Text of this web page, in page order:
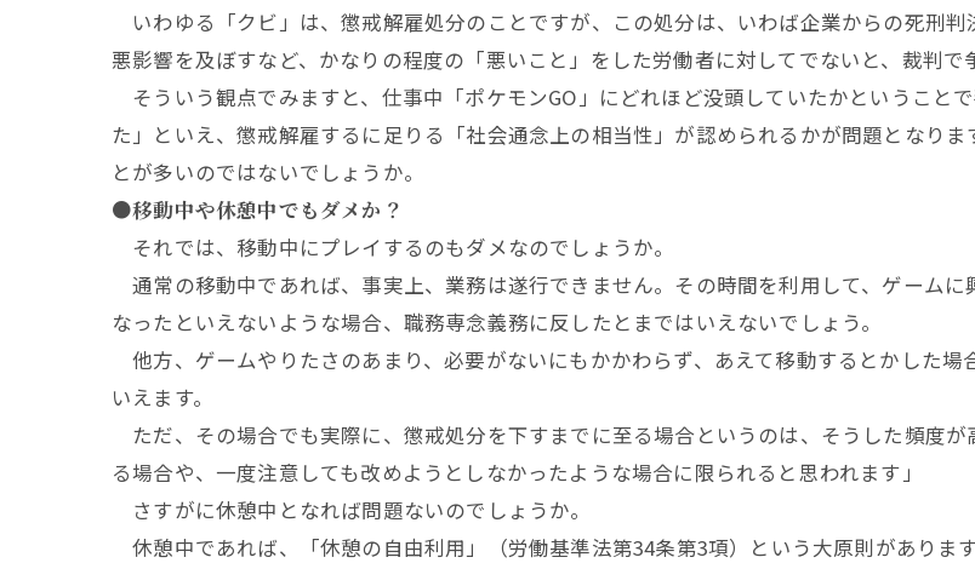
いわゆる「クビ」は、懲戒解雇処分のことですが、この処分は、いわば企業からの死刑
悪影響を及ぼすなど、かなりの程度の「悪いこと」をした労働者に対してでないと、裁判で
そういう観点でみますと、仕事中「ポケモンGO」にどれほど没頭していたかということ
た」といえ、懲戒解雇するに足りる「社会通念上の相当性」が認められるかが問題となり
とが多いのではないでしょうか。
●移動中や休憩中でもダメか？
それでは、移動中にプレイするのもダメなのでしょうか。
通常の移動中であれば、事実上、業務は遂行できません。その時間を利用して、ゲーム
なったといえないような場合、職務専念義務に反したとまではいえないでしょう。
他方、ゲームやりたさのあまり、必要がないにもかかわらず、あえて移動するとかした
いえます。
ただ、その場合でも実際に、懲戒処分を下すまでに至る場合というのは、そうした頻度
る場合や、一度注意しても改めようとしなかったような場合に限られると思われます」
さすがに休憩中となれば問題ないのでしょうか。
休憩中であれば、「休憩の自由利用」（労働基準法第34条第3項）という大原則があります